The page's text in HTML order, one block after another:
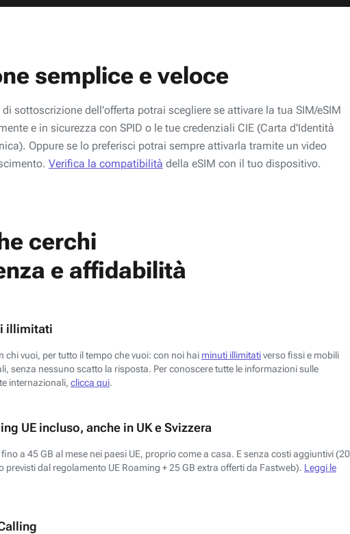
semplice e veloce
di sottoscrizione dell'offerta potrai scegliere se attivare la tua SIM/eSIM
e in sicurezza con SPID o le tue credenziali CIE (Carta d'Identità
Oppure se lo preferisci potrai sempre attivarla tramite un video
Verifica la compatibilità della eSIM con il tuo dispositivo.
cerchi
e affidabilità
illimitati
chi vuoi, per tutto il tempo che vuoi: con noi hai minuti illimitativerso fissi e mobili
senza nessuno scatto la risposta. Per conoscere tutte le informazioni sulle
internazionali, clicca qui.
UE incluso, anche in UK e Svizzera
a 45 GB al mese nei paesi UE, proprio come a casa. E senza costi aggiuntivi (20
previsti dal regolamento UE Roaming + 25 GB extra offerti da Fastweb). Leggi le